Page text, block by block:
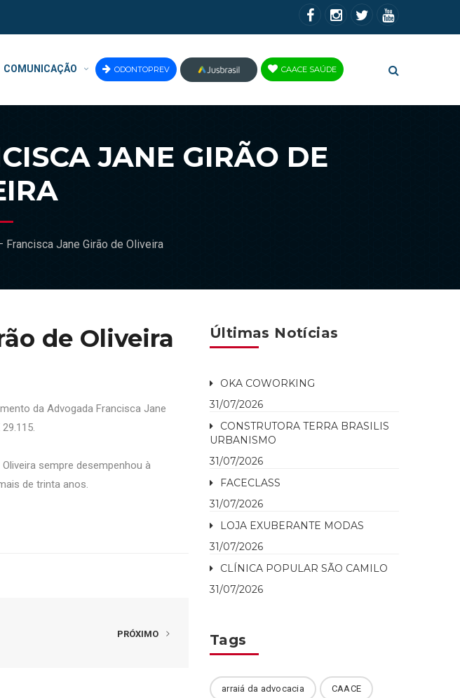
COMUNICAÇÃO ODONTOPREV
JUS
CAACE SAÚDE
JANE GIRÃO DE
Francisca Jane Girão de Oliveira
de Oliveira
da Advogada Francisca Jane
sempre desempenhou à
de trinta anos.
PRÓXIMO
Últimas Notícias
OKA COWORKING
31/07/2026
CONSTRUTORA TERRA BRASILIS
URBANISMO
31/07/2026
FACECLASS
31/07/2026
LOJA EXUBERANTE MODAS
31/07/2026
CLÍNICA POPULAR SÃO CAMILO
31/07/2026
Tags
arraiá da advocacia CAACE